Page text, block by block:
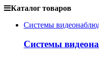
Каталог товаров
Системы
Системы